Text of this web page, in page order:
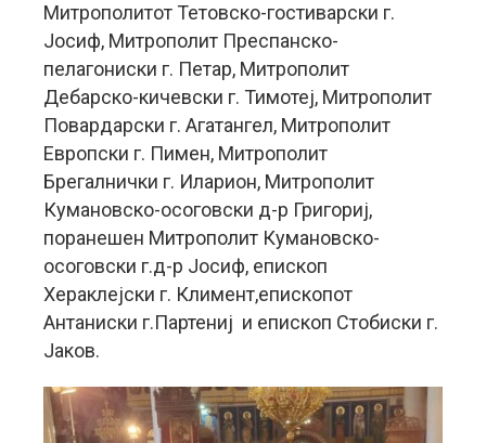
Митрополитот Тетовско-гостиварски г.
Јосиф, Митрополит Преспанско-
пелагониски г. Петар, Митрополит
Дебарско-кичевски г. Тимотеј, Митрополит
Повардарски г. Агатангел, Митрополит
Европски г. Пимен, Митрополит
Брегалнички г. Иларион, Митрополит
Кумановско-осоговски д-р Григориј,
поранешен Митрополит Кумановско-
осоговски г.д-р Јосиф, епископ
Хераклејски г. Климент,епископот
Антаниски г.Партениј и епископ Стобиски г.
Јаков.